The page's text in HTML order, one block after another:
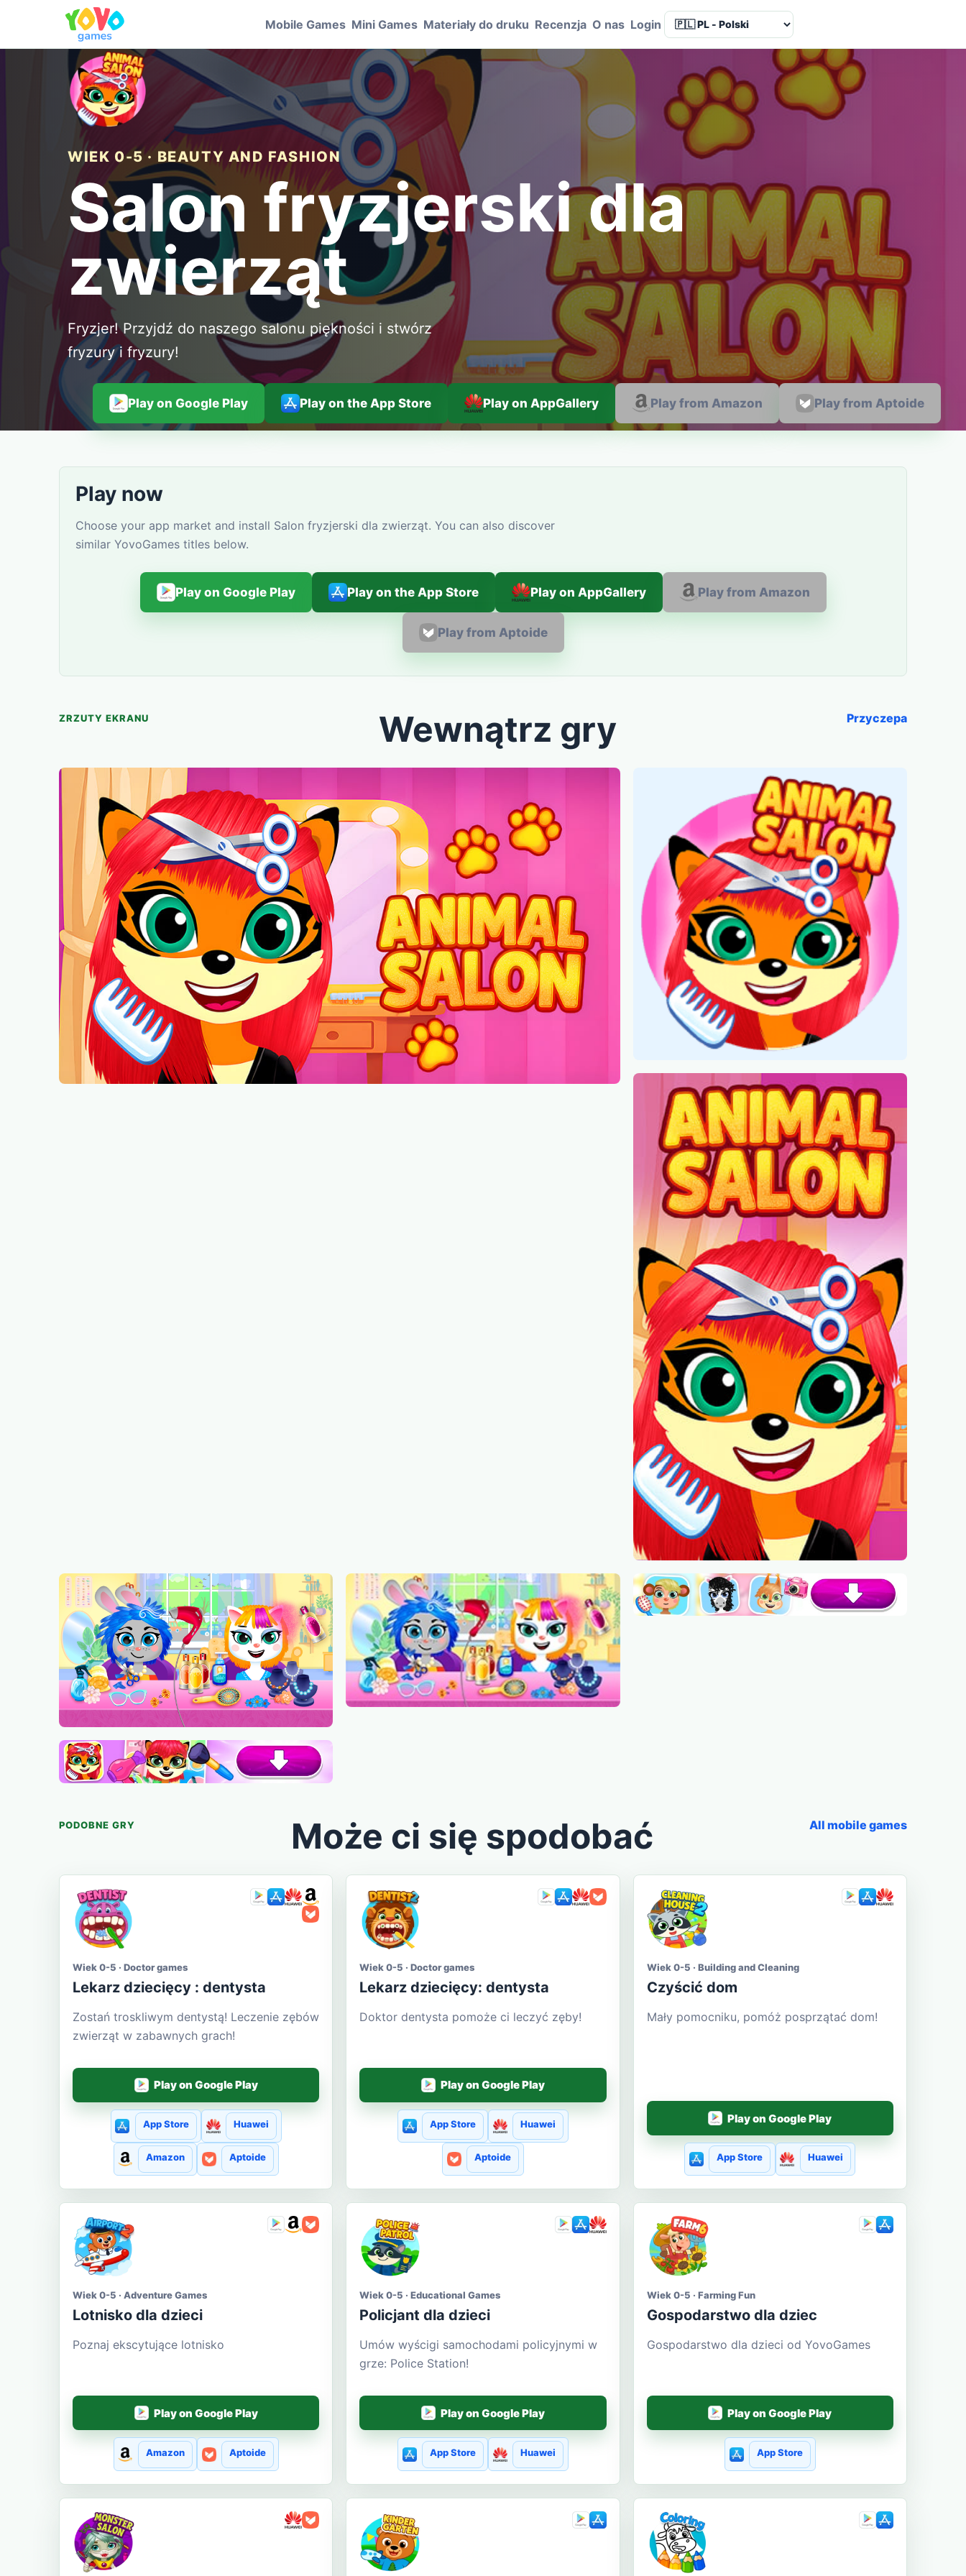
Mobile Games Mini Games Materiały do druku Recenzja O nas Login Language
WIEK 0-5 · BEAUTY AND FASHION
Salon fryzjerski dla
zwierząt
Fryzjer! Przyjdź do naszego salonu piękności i stwórz
fryzury i fryzury!
Play on Google Play Play on the App Store Play on AppGallery Play from Amazon Play from Aptoide
Play now
Choose your app market and install Salon fryzjerski dla zwierząt. You can also discover
similar YovoGames titles below.
Play on Google Play Play on the App Store Play on AppGallery Play from Amazon
Play from Aptoide
ZRZUTY EKRANU Wewnątrz gry Przyczepa
PODOBNE GRY Może ci się spodobać All mobile games
Wiek 0-5 · Doctor games
Lekarz dziecięcy : dentysta
Zostań troskliwym dentystą! Leczenie zębów
zwierząt w zabawnych grach!
Play on Google Play
App Store Huawei
Amazon Aptoide
Wiek 0-5 · Doctor games
Lekarz dziecięcy: dentysta
Doktor dentysta pomoże ci leczyć zęby!
Play on Google Play
App Store Huawei
Aptoide
Wiek 0-5 · Building and Cleaning
Czyścić dom
Mały pomocniku, pomóż posprzątać dom!
Play on Google Play
App Store Huawei
Wiek 0-5 · Adventure Games
Lotnisko dla dzieci
Poznaj ekscytujące lotnisko
Play on Google Play
Amazon Aptoide
Wiek 0-5 · Educational Games
Policjant dla dzieci
Umów wyścigi samochodami policyjnymi w
grze: Police Station!
Play on Google Play
App Store Huawei
Wiek 0-5 · Farming Fun
Gospodarstwo dla dziec
Gospodarstwo dla dzieci od YovoGames
Play on Google Play
App Store